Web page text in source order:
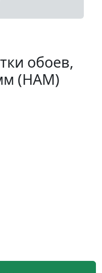
обоев,
(НАМ)